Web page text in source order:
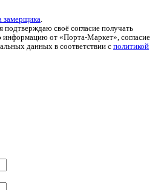
замерщика.
своё согласие получать
информацию от «Порта-Маркет», согласие
данных в соответствии с политикой